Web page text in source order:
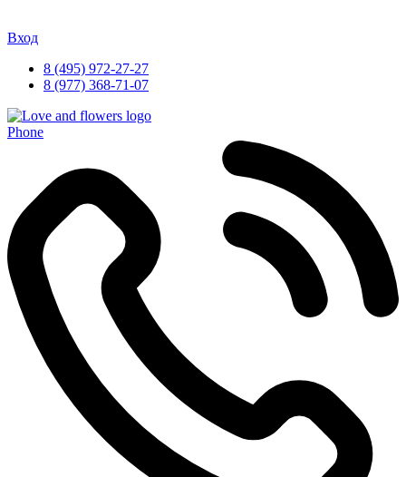
Вход
8 (495) 972-27-27
8 (977) 368-71-07
Phone